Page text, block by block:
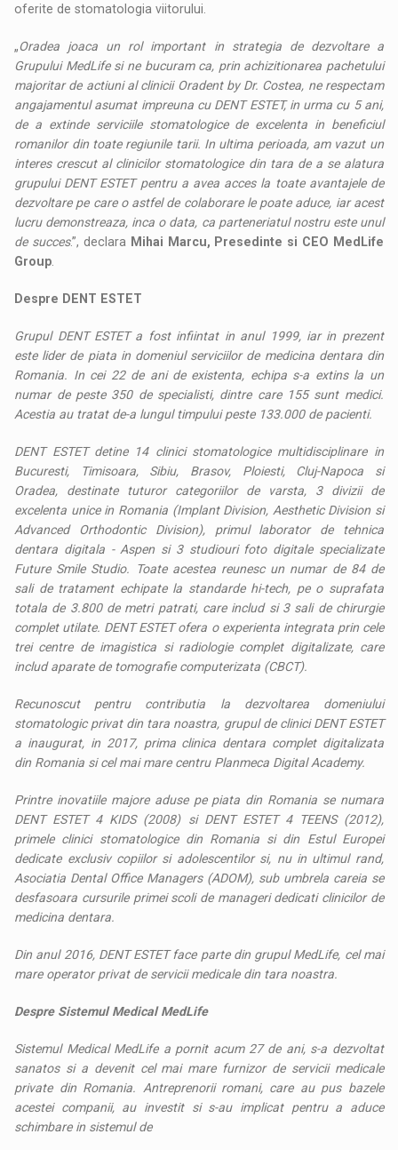
oferite de stomatologia viitorului.
„Oradea joaca un rol important in strategia de dezvoltare a
Grupului MedLife si ne bucuram ca, prin achizitionarea pachetului
majoritar de actiuni al clinicii Oradent by Dr. Costea, ne respectam
angajamentul asumat impreuna cu DENT ESTET, in urma cu 5 ani,
de a extinde serviciile stomatologice de excelenta in beneficiul
romanilor din toate regiunile tarii. In ultima perioada, am vazut un
interes crescut al clinicilor stomatologice din tara de a se alatura
grupului DENT ESTET pentru a avea acces la toate avantajele de
dezvoltare pe care o astfel de colaborare le poate aduce, iar acest
lucru demonstreaza, inca o data, ca parteneriatul nostru este unul
de succes.”, declara Mihai Marcu, Presedinte si CEO MedLife
Group
Despre DENT ESTET
Grupul DENT ESTET a fost infiintat in anul 1999, iar in prezent
este lider de piata in domeniul serviciilor de medicina dentara din
Romania. In cei 22 de ani de existenta, echipa s-a extins la un
numar de peste 350 de specialisti, dintre care 155 sunt medici.
Acestia au tratat de-a lungul timpului peste 133.000 de pacienti.
DENT ESTET detine 14 clinici stomatologice multidisciplinare in
Bucuresti, Timisoara, Sibiu, Brasov, Ploiesti, Cluj-Napoca si
Oradea, destinate tuturor categoriilor de varsta, 3 divizii de
excelenta unice in Romania (Implant Division, Aesthetic Division si
Advanced Orthodontic Division), primul laborator de tehnica
dentara digitala - Aspen si 3 studiouri foto digitale specializate
Future Smile Studio. Toate acestea reunesc un numar de 84 de
sali de tratament echipate la standarde hi-tech, pe o suprafata
totala de 3.800 de metri patrati, care includ si 3 sali de chirurgie
complet utilate. DENT ESTET ofera o experienta integrata prin cele
trei centre de imagistica si radiologie complet digitalizate, care
includ aparate de tomografie computerizata (CBCT).
Recunoscut pentru contributia la dezvoltarea domeniului
stomatologic privat din tara noastra, grupul de clinici DENT ESTET
a inaugurat, in 2017, prima clinica dentara complet digitalizata
din Romania si cel mai mare centru Planmeca Digital Academy.
Printre inovatiile majore aduse pe piata din Romania se numara
DENT ESTET 4 KIDS (2008) si DENT ESTET 4 TEENS (2012),
primele clinici stomatologice din Romania si din Estul Europei
dedicate exclusiv copiilor si adolescentilor si, nu in ultimul rand,
Asociatia Dental Office Managers (ADOM), sub umbrela careia se
desfasoara cursurile primei scoli de manageri dedicati clinicilor de
medicina dentara.
Din anul 2016, DENT ESTET face parte din grupul MedLife, cel mai
mare operator privat de servicii medicale din tara noastra.
Despre Sistemul Medical MedLife
Sistemul Medical MedLife a pornit acum 27 de ani, s-a dezvoltat
sanatos si a devenit cel mai mare furnizor de servicii medicale
private din Romania. Antreprenorii romani, care au pus bazele
acestei companii, au investit si s-au implicat pentru a aduce
schimbare in sistemul de